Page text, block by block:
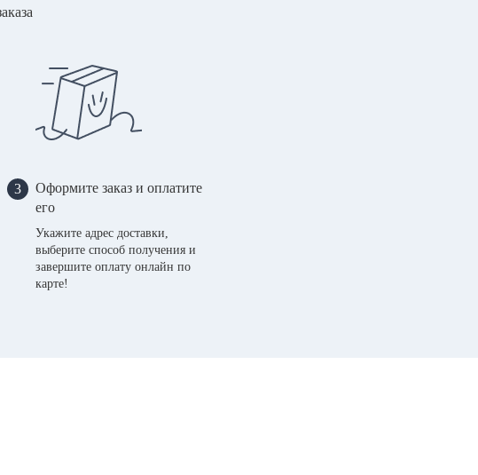
3
Оформите заказ и оплатите
его
Укажите адрес доставки,
выберите способ получения и
завершите оплату онлайн по
карте!